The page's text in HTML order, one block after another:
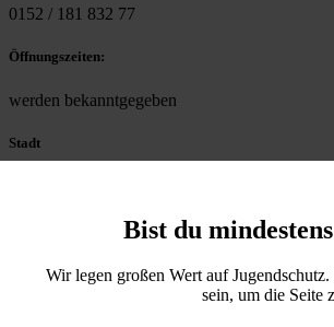
Bist du
Wir legen großen Wert auf
sein, um die Seite
0152 / 181 832 77
Öffnungszeiten:
werden bekanntgegeben
Stadt
Copyright © 2025 CSC Hannover Royal e.V.. Alle Rechte
Twitter